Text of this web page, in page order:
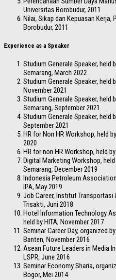
Universitas Borobudur, 2011
Nilai, Sikap dan Kepuasan
Borobudur, 2011
Experience as a Speaker
Studium Generale Speaker, held
Semarang, March 2022
Studium Generale Speaker, held
November 2021
Studium Generale Speaker, held
Semarang, September 2021
Studium Generale Speaker, held
September 2021
HR for Non HR Workshop, held
2020
HR for non HR Workshop, held
Digital Marketing Workshop,
Semarang, December 2019
Indonesia Petroleum
IPA, May 2019
Job Career, Institut Transportasi
Trisakti, Juni 2018
Hotel Information Technology
held by HITA, November 2017
Seminar Career Day, organized
Banten, November 2016
Asean Future Leaders in Media
LSPR, June 2016
Seminar Economy Sharia,
Bogor, Mei 2014